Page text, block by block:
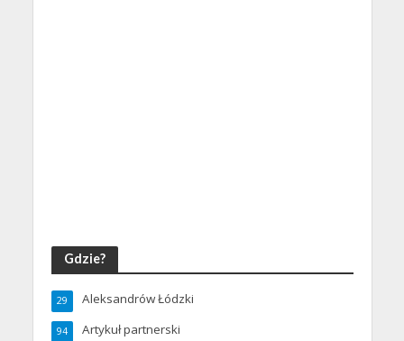
Gdzie?
Aleksandrów Łódzki
29
Artykuł partnerski
94